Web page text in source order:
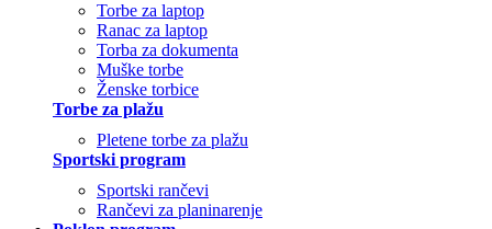
Torbe za laptop
Ranac za laptop
Torba za dokumenta
Muške torbe
Ženske torbice
Torbe za plažu
Pletene torbe za plažu
Sportski program
Sportski rančevi
Rančevi za planinarenje